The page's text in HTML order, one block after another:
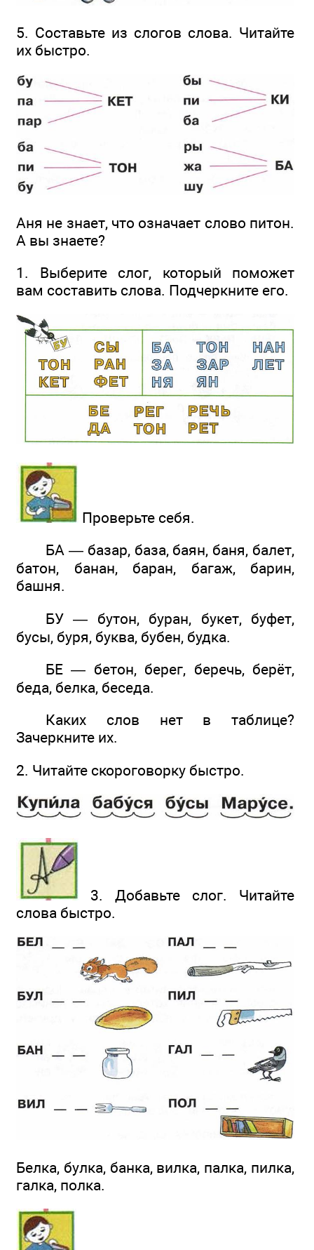
5. Составьте из слогов слова. Читайте
их быстро.
Аня не знает, что означает слово питон.
А вы знаете?
1. Выберите слог, который поможет
вам составить слова. Подчеркните его.
Проверьте себя.
БА — базар, база, баян, баня, балет,
батон, банан, баран, багаж, барин,
башня.
БУ — бутон, буран, букет, буфет,
бусы, буря, буква, бубен, будка.
БЕ — бетон, берег, беречь, берёт,
беда, белка, беседа.
Каких слов нет в таблице?
Зачеркните их.
2. Читайте скороговорку быстро.
3. Добавьте слог. Читайте
слова быстро.
Белка, булка, банка, вилка, палка, пилка,
галка, полка.